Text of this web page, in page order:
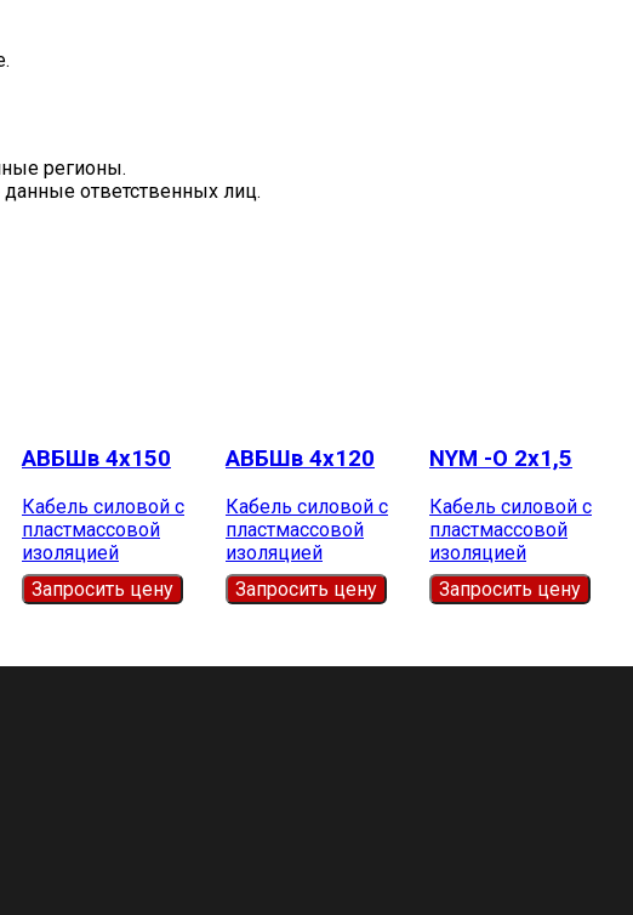
регионы.
данные ответственных лиц.
АВБШв 4х150
Кабель силовой с
пластмассовой
изоляцией
Запросить цену
АВБШв 4х120
Кабель силовой с
пластмассовой
изоляцией
Запросить цену
NYM -О 2х1,5
Кабель силовой с
пластмассовой
изоляцией
Запросить цену